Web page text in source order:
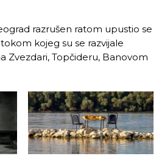
razrušen ratom upustio se
kojeg su se razvijale
Zvezdari, Topčideru, Banovom